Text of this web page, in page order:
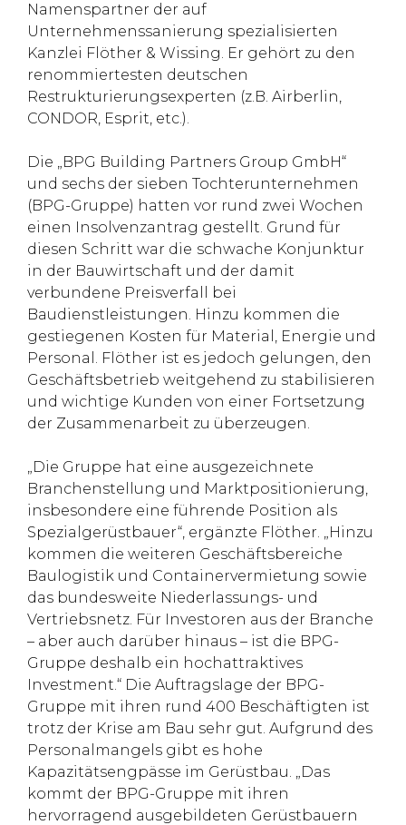
Namenspartner der auf
Unternehmenssanierung spezialisierten
Kanzlei Flöther & Wissing. Er gehört zu den
renommiertesten deutschen
Restrukturierungsexperten (z.B. Airberlin,
CONDOR, Esprit, etc.).
Die „BPG Building Partners Group GmbH“
und sechs der sieben Tochterunternehmen
(BPG-Gruppe) hatten vor rund zwei Wochen
einen Insolvenzantrag gestellt. Grund für
diesen Schritt war die schwache Konjunktur
in der Bauwirtschaft und der damit
verbundene Preisverfall bei
Baudienstleistungen. Hinzu kommen die
gestiegenen Kosten für Material, Energie und
Personal. Flöther ist es jedoch gelungen, den
Geschäftsbetrieb weitgehend zu stabilisieren
und wichtige Kunden von einer Fortsetzung
der Zusammenarbeit zu überzeugen.
„Die Gruppe hat eine ausgezeichnete
Branchenstellung und Marktpositionierung,
insbesondere eine führende Position als
Spezialgerüstbauer“, ergänzte Flöther. „Hinzu
kommen die weiteren Geschäftsbereiche
Baulogistik und Containervermietung sowie
das bundesweite Niederlassungs- und
Vertriebsnetz. Für Investoren aus der Branche
– aber auch darüber hinaus – ist die BPG-
Gruppe deshalb ein hochattraktives
Investment.“ Die Auftragslage der BPG-
Gruppe mit ihren rund 400 Beschäftigten ist
trotz der Krise am Bau sehr gut. Aufgrund des
Personalmangels gibt es hohe
Kapazitätsengpässe im Gerüstbau. „Das
kommt der BPG-Gruppe mit ihren
hervorragend ausgebildeten Gerüstbauern